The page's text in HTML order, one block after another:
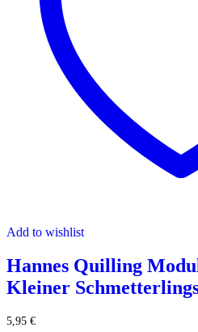
Add to wishlist
Hannes Quilling
Kleiner
5,95 €